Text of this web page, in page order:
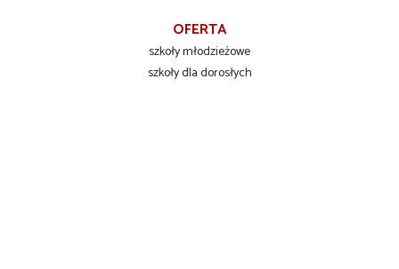
OFERTA
szkoły młodzieżowe
szkoły dla dorosłych